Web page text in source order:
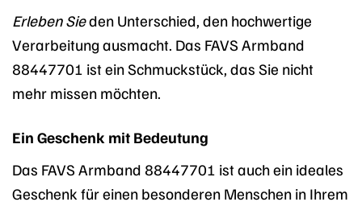
Erleben Sieden Unterschied, den hochwertige
Verarbeitung ausmacht. Das FAVS Armband
88447701 ist ein Schmuckstück, das Sie nicht
mehr missen möchten.
Ein Geschenk mit Bedeutung
Das FAVS Armband 88447701 ist auch ein ideales
Geschenk für einen besonderen Menschen in Ihrem